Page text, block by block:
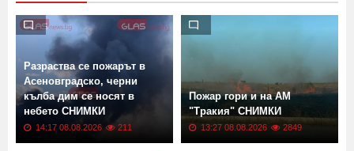
Разраства се пожарът в
Асеновградско, черни
кълба дим се носят в
небето СНИМКИ
14:17 08.08.2026 211
Пожар гори и на АМ
"Тракия" СНИМКИ
13:27 08.08.2026 2849